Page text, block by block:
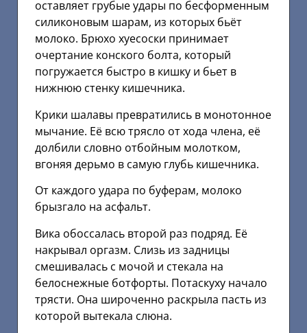
оставляет грубые удары по бесформенным
силиконовым шарам, из которых бьёт
молоко. Брюхо хуесоски принимает
очертание конского болта, который
погружается быстро в кишку и бьет в
нижнюю стенку кишечника.
Крики шалавы превратились в монотонное
мычание. Её всю трясло от хода члена, её
долбили словно отбойным молотком,
вгоняя дерьмо в самую глубь кишечника.
От каждого удара по буферам, молоко
брызгало на асфальт.
Вика обоссалась второй раз подряд. Её
накрывал оргазм. Слизь из задницы
смешивалась с мочой и стекала на
белоснежные ботфорты. Потаскуху начало
трясти. Она широченно раскрыла пасть из
которой вытекала слюна.